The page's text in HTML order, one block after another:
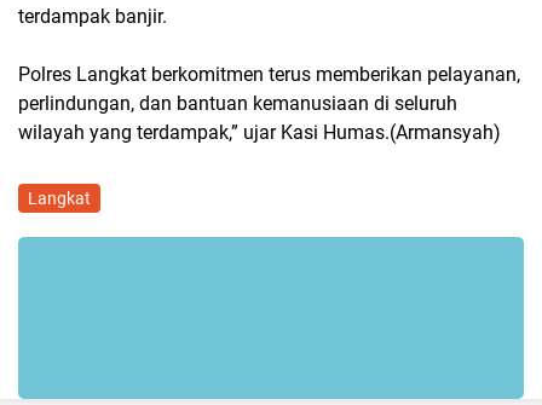
terdampak banjir.
Polres Langkat berkomitmen terus memberikan pelayanan,
perlindungan, dan bantuan kemanusiaan di seluruh
wilayah yang terdampak,” ujar Kasi Humas.(Armansyah)
Langkat